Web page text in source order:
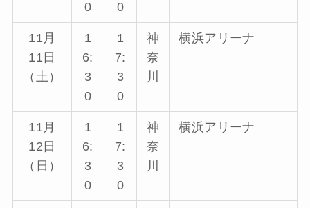
0
0
11月
11日
（土）
1
6:
3
0
1
7:
3
0
神
奈
川
横浜アリーナ
11月
12日
（日）
1
6:
3
0
1
7:
3
0
神
奈
川
横浜アリーナ